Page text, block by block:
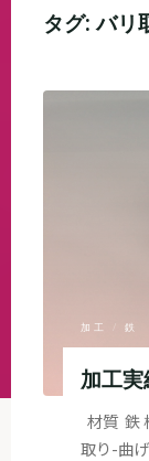
タグ:バリ
加工 鉄
加工
材質 鉄
取り-曲